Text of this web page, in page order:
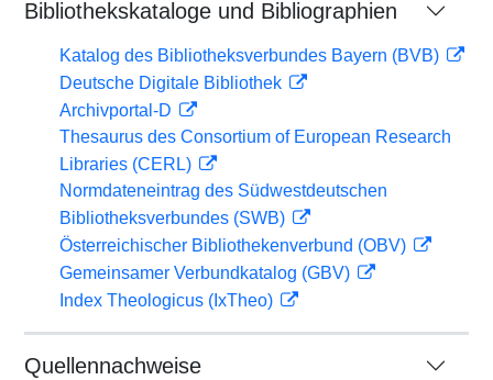
Bibliothekskataloge und Bibliographien
Katalog des Bibliotheksverbundes Bayern (BVB)
Deutsche Digitale Bibliothek
Archivportal-D
Thesaurus des Consortium of European Research
Libraries (CERL)
Normdateneintrag des Südwestdeutschen
Bibliotheksverbundes (SWB)
Österreichischer Bibliothekenverbund (OBV)
Gemeinsamer Verbundkatalog (GBV)
Index Theologicus (IxTheo)
Quellennachweise